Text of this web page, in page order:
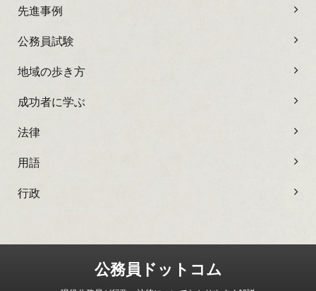
先進事例
公務員試験
地域の歩き方
成功者に学ぶ
法律
用語
行政
公務員ドットコム